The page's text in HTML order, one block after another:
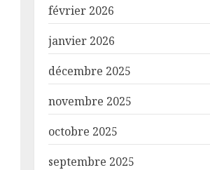
février 2026
janvier 2026
décembre 2025
novembre 2025
octobre 2025
septembre 2025